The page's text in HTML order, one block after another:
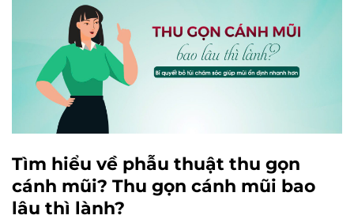
Tìm hiểu về phẫu thuật thu gọn
cánh mũi? Thu gọn cánh mũi bao
lâu thì lành?